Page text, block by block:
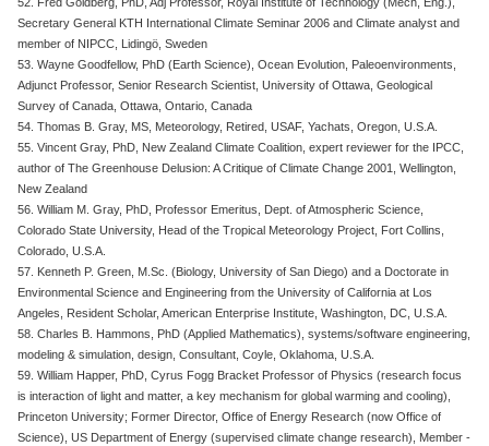
Secretary General KTH International Climate Seminar 2006 and Climate analyst and
member of NIPCC, Lidingö, Sweden
53. Wayne Goodfellow, PhD (Earth Science), Ocean Evolution, Paleoenvironments,
Adjunct Professor, Senior Research Scientist, University of Ottawa, Geological
Survey of Canada, Ottawa, Ontario, Canada
54. Thomas B. Gray, MS, Meteorology, Retired, USAF, Yachats, Oregon, U.S.A.
55. Vincent Gray, PhD, New Zealand Climate Coalition, expert reviewer for the IPCC,
author of The Greenhouse Delusion: A Critique of Climate Change 2001, Wellington,
New Zealand
56. William M. Gray, PhD, Professor Emeritus, Dept. of Atmospheric Science,
Colorado State University, Head of the Tropical Meteorology Project, Fort Collins,
Colorado, U.S.A.
57. Kenneth P. Green, M.Sc. (Biology, University of San Diego) and a Doctorate in
Environmental Science and Engineering from the University of California at Los
Angeles, Resident Scholar, American Enterprise Institute, Washington, DC, U.S.A.
58. Charles B. Hammons, PhD (Applied Mathematics), systems/software engineering,
modeling & simulation, design, Consultant, Coyle, Oklahoma, U.S.A.
59. William Happer, PhD, Cyrus Fogg Bracket Professor of Physics (research focus
is interaction of light and matter, a key mechanism for global warming and cooling),
Princeton University; Former Director, Office of Energy Research (now Office of
Science), US Department of Energy (supervised climate change research), Member -